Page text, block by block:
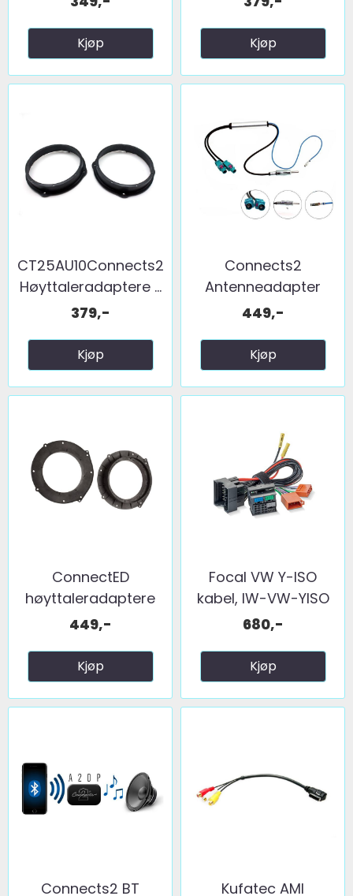
Kjøp Kjøp
CT25AU10Connects2
Høyttaleradaptere ...
379,-
Kjøp
Connects2
Antenneadapter
(FM) 2 x fakra ...
449,-
Kjøp
ConnectED
høyttaleradaptere
(165mm) ...
449,-
Kjøp
Focal VW Y-ISO
kabel, IW-VW-YISO
680,-
Kjøp
Connects2 BT Kufatec AMI